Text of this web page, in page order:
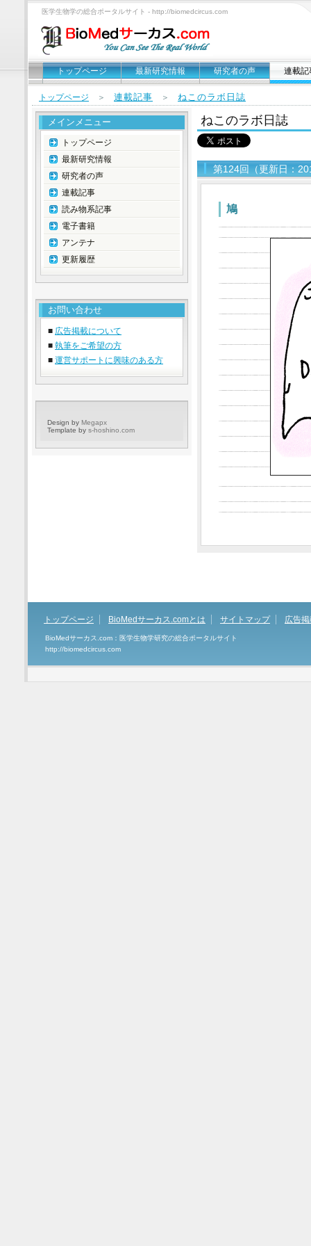
医学生物学の総合ポータルサイト - http://biomedcircus.com
トップページ 最新研究情報 研究者の声 連載記
トップページ ＞ 連載記事 ＞ ねこのラボ日誌
ねこのラボ日誌
第124回（更新日：
鳩
メインメニュー
トップページ
最新研究情報
研究者の声
連載記事
読み物系記事
電子書籍
アンテナ
更新履歴
お問い合わせ
■ 広告掲載について
■ 執筆をご希望の方
■ 運営サポートに興味のある方
Design by Megapx
Template by s-hoshino.com
トップページ BioMedサーカス.comとは サイトマップ 広告
BioMedサーカス.com：医学生物学研究の総合ポータルサイト
http://biomedcircus.com